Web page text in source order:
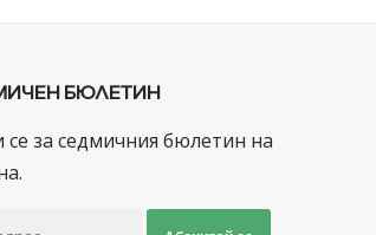
БЮЛЕТИН
за седмичния бюлетин на